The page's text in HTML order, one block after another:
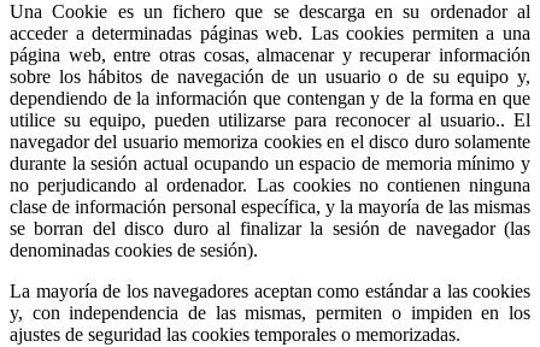
Una Cookie es un fichero que se descarga en su ordenador al
acceder a determinadas páginas web. Las cookies permiten a una
página web, entre otras cosas, almacenar y recuperar información
sobre los hábitos de navegación de un usuario o de su equipo y,
dependiendo de la información que contengan y de la forma en que
utilice su equipo, pueden utilizarse para reconocer al usuario.. El
navegador del usuario memoriza cookies en el disco duro solamente
durante la sesión actual ocupando un espacio de memoria mínimo y
no perjudicando al ordenador. Las cookies no contienen ninguna
clase de información personal específica, y la mayoría de las mismas
se borran del disco duro al finalizar la sesión de navegador (las
denominadas cookies de sesión).
La mayoría de los navegadores aceptan como estándar a las cookies
y, con independencia de las mismas, permiten o impiden en los
ajustes de seguridad las cookies temporales o memorizadas.